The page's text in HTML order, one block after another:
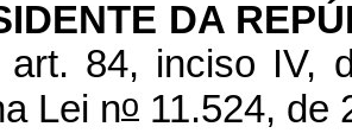
DA
art. 84, inciso IV,
Lei no 11.524, de